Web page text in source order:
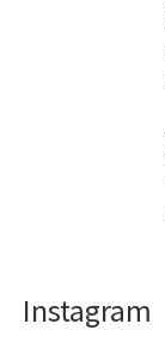
Instagram